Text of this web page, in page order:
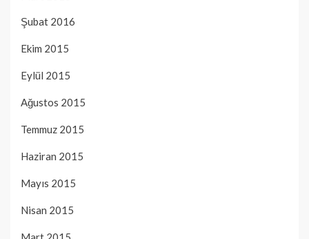
Şubat 2016
Ekim 2015
Eylül 2015
Ağustos 2015
Temmuz 2015
Haziran 2015
Mayıs 2015
Nisan 2015